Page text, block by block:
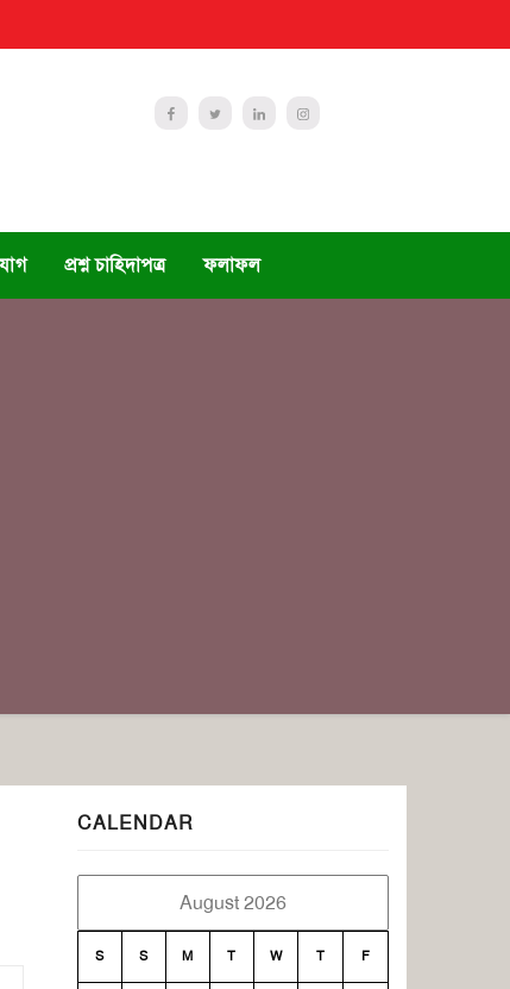
FacebooktwitterlinkedinInstagram
প্রশ্ন চাহিদাপত্র ফলাফল
CALENDAR
August 2026
S S M T W T F